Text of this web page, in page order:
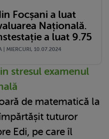
Focșani a luat
Națională.
a luat 9.75
| MIERCURI, 10.07.2024
stresul examenul
de matematică la
tuturor
Edi, pe care îl